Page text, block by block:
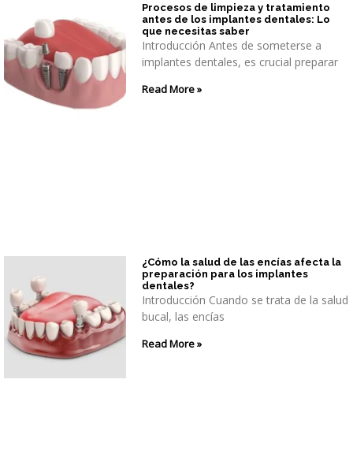
Procesos de limpieza y tratamiento
antes de los implantes dentales: Lo
que necesitas saber
Introducción Antes de someterse a
implantes dentales, es crucial preparar
Read More »
¿Cómo la salud de las encías afecta la
preparación para los implantes
dentales?
Introducción Cuando se trata de la salud
bucal, las encías
Read More »